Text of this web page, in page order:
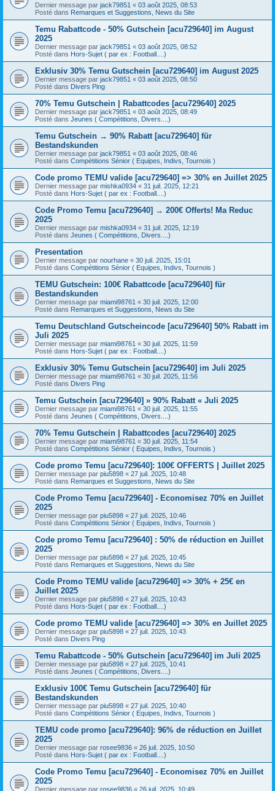
Dernier message par jack79851 « 03 août 2025, 08:53
Posté dans Remarques et Suggestions, News du Site
Temu Rabattcode - 50% Gutschein [acu729640] im August
2025
Dernier message par jack79851 « 03 août 2025, 08:52
Posté dans Hors-Sujet ( par ex : Football....)
Exklusiv 30% Temu Gutschein [acu729640] im August 2025
Dernier message par jack79851 « 03 août 2025, 08:50
Posté dans Divers Ping
70% Temu Gutschein | Rabattcodes [acu729640] 2025
Dernier message par jack79851 « 03 août 2025, 08:49
Posté dans Jeunes ( Compétitions, Divers....)
Temu Gutschein → 90% Rabatt [acu729640] für
Bestandskunden
Dernier message par jack79851 « 03 août 2025, 08:46
Posté dans Compétitions Sénior ( Equipes, Indivs, Tournois )
Code promo TEMU valide [acu729640] => 30% en Juillet 2025
Dernier message par mishka0934 « 31 juil. 2025, 12:21
Posté dans Hors-Sujet ( par ex : Football....)
Code Promo Temu [acu729640] → 200€ Offerts! Ma Reduc
2025
Dernier message par mishka0934 « 31 juil. 2025, 12:19
Posté dans Jeunes ( Compétitions, Divers....)
Presentation
Dernier message par nourhane « 30 juil. 2025, 15:01
Posté dans Compétitions Sénior ( Equipes, Indivs, Tournois )
TEMU Gutschein: 100€ Rabattcode [acu729640] für
Bestandskunden
Dernier message par miami98761 « 30 juil. 2025, 12:00
Posté dans Remarques et Suggestions, News du Site
Temu Deutschland Gutscheincode [acu729640] 50% Rabatt im
Juli 2025
Dernier message par miami98761 « 30 juil. 2025, 11:59
Posté dans Hors-Sujet ( par ex : Football....)
Exklusiv 30% Temu Gutschein [acu729640] im Juli 2025
Dernier message par miami98761 « 30 juil. 2025, 11:56
Posté dans Divers Ping
Temu Gutschein [acu729640] » 90% Rabatt « Juli 2025
Dernier message par miami98761 « 30 juil. 2025, 11:55
Posté dans Jeunes ( Compétitions, Divers....)
70% Temu Gutschein | Rabattcodes [acu729640] 2025
Dernier message par miami98761 « 30 juil. 2025, 11:54
Posté dans Compétitions Sénior ( Equipes, Indivs, Tournois )
Code promo Temu [acu729640]: 100€ OFFERTS | Juillet 2025
Dernier message par piu5898 « 27 juil. 2025, 10:48
Posté dans Remarques et Suggestions, News du Site
Code Promo Temu [acu729640] - Economisez 70% en Juillet
2025
Dernier message par piu5898 « 27 juil. 2025, 10:46
Posté dans Compétitions Sénior ( Equipes, Indivs, Tournois )
Code promo Temu [acu729640] : 50% de réduction en Juillet
2025
Dernier message par piu5898 « 27 juil. 2025, 10:45
Posté dans Remarques et Suggestions, News du Site
Code Promo TEMU valide [acu729640] => 30% + 25€ en
Juillet 2025
Dernier message par piu5898 « 27 juil. 2025, 10:43
Posté dans Hors-Sujet ( par ex : Football....)
Code promo TEMU valide [acu729640] => 30% en Juillet 2025
Dernier message par piu5898 « 27 juil. 2025, 10:43
Posté dans Divers Ping
Temu Rabattcode - 50% Gutschein [acu729640] im Juli 2025
Dernier message par piu5898 « 27 juil. 2025, 10:41
Posté dans Jeunes ( Compétitions, Divers....)
Exklusiv 100€ Temu Gutschein [acu729640] für
Bestandskunden
Dernier message par piu5898 « 27 juil. 2025, 10:40
Posté dans Compétitions Sénior ( Equipes, Indivs, Tournois )
TEMU code promo [acu729640]: 96% de réduction en Juillet
2025
Dernier message par rosee9836 « 26 juil. 2025, 10:50
Posté dans Hors-Sujet ( par ex : Football....)
Code Promo Temu [acu729640] - Economisez 70% en Juillet
2025
Dernier message par rosee9836 « 26 juil. 2025, 10:49